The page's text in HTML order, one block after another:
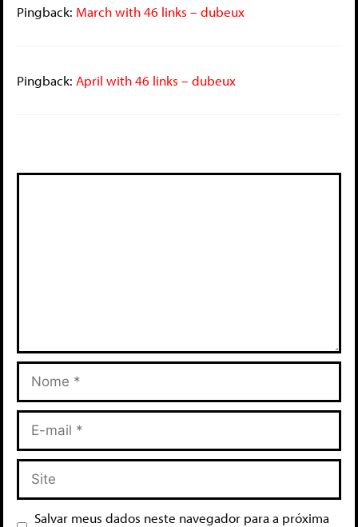
Pingback: March with 46 links – dubeux
Pingback: April with 46 links – dubeux
Salvar meus dados neste navegador para a próxima